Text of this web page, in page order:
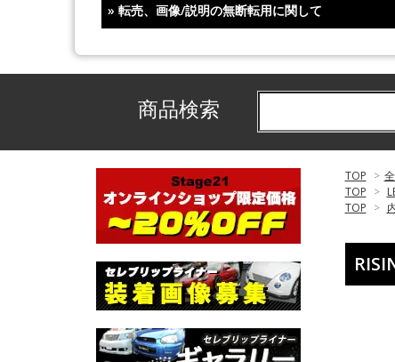
»転売、画像/説明の無断転用に関して
商品検索
TOP >
TOP >
TOP >